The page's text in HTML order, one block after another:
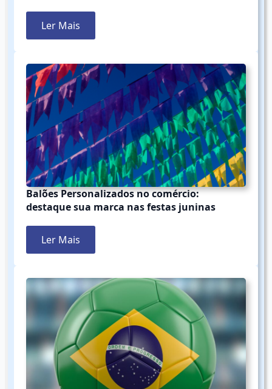
Ler Mais
Balões Personalizados no comércio:
destaque sua marca nas festas juninas
Ler Mais